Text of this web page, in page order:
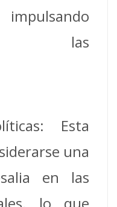
las
Esta
una
en las
lo que